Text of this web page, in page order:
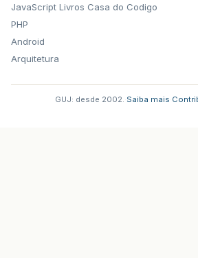
JavaScript
PHP
Android
Arquitetura
Livros Casa do Codigo
GUJ: desde 2002. Saiba mais